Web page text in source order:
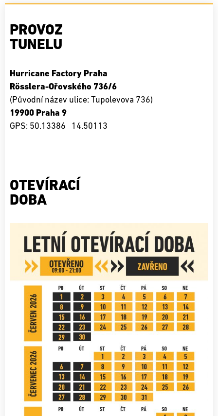
PROVOZ
TUNELU
Hurricane Factory Praha
Rösslera-Ořovského 736/6
(Původní název ulice: Tupolevova 736)
19900 Praha 9
GPS: 50.13386 14.50113
OTEVÍRACÍ
DOBA